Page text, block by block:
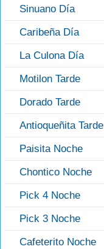
Sinuano Día
Caribeña Día
La Culona Día
Motilon Tarde
Dorado Tarde
Antioqueñita Tarde
Paisita Noche
Chontico Noche
Pick 4 Noche
Pick 3 Noche
Cafeterito Noche